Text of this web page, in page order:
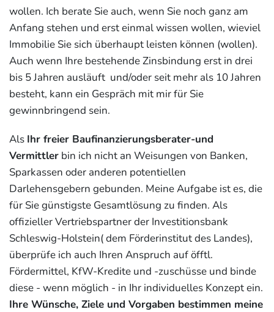
wollen. Ich berate Sie auch, wenn Sie noch ganz am
Anfang stehen und erst einmal wissen wollen, wieviel
Immobilie Sie sich überhaupt leisten können (wollen).
Auch wenn Ihre bestehende Zinsbindung erst in drei
bis 5 Jahren ausläuft und/oder seit mehr als 10 Jahren
besteht, kann ein Gespräch mit mir für Sie
gewinnbringend sein.
Als Ihr freier Baufinanzierungsberater-und
Vermittler bin ich nicht an Weisungen von Banken,
Sparkassen oder anderen potentiellen
Darlehensgebern gebunden. Meine Aufgabe ist es, die
für Sie günstigste Gesamtlösung zu finden. Als
offizieller Vertriebspartner der Investitionsbank
Schleswig-Holstein( dem Förderinstitut des Landes),
überprüfe ich auch Ihren Anspruch auf öfftl.
Fördermittel, KfW-Kredite und -zuschüsse und binde
diese - wenn möglich - in Ihr individuelles Konzept ein.
Ihre Wünsche, Ziele und Vorgaben bestimmen meine